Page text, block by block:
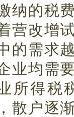
纳的税
营改增
的需求
业均需
所得税
散户逐